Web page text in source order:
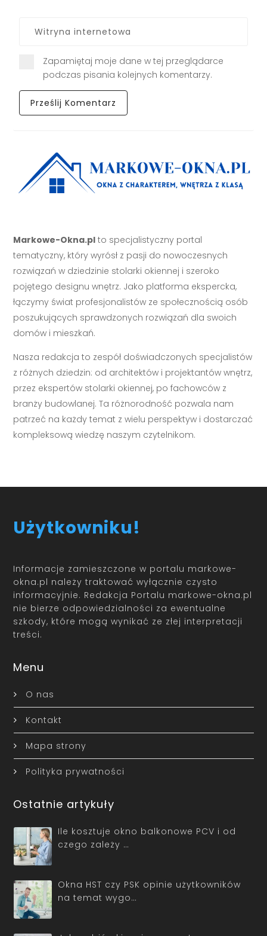
Zapamiętaj moje dane w tej przeglądarce
podczas pisania kolejnych komentarzy.
Markowe-Okna.pl to specjalistyczny portal
tematyczny, który wyrósł z pasji do nowoczesnych
rozwiązań w dziedzinie stolarki okiennej i szeroko
pojętego designu wnętrz. Jako platforma ekspercka,
łączymy świat profesjonalistów ze społecznością osób
poszukujących sprawdzonych rozwiązań dla swoich
domów i mieszkań.
Nasza redakcja to zespół doświadczonych specjalistów
z różnych dziedzin: od architektów i projektantów wnętrz,
przez ekspertów stolarki okiennej, po fachowców z
branży budowlanej. Ta różnorodność pozwala nam
patrzeć na każdy temat z wielu perspektyw i dostarczać
kompleksową wiedzę naszym czytelnikom.
Użytkowniku!
Informacje zamieszczone w portalu markowe-
okna.pl należy traktować wyłącznie czysto
informacyjnie. Redakcja Portalu markowe-okna.pl
nie bierze odpowiedzialności za ewentualne
szkody, które mogą wynikać ze złej interpretacji
treści.
Menu
O nas
Kontakt
Mapa strony
Polityka prywatności
Ostatnie artykuły
Ile kosztuje okno balkonowe PCV i od
czego zależy …
Okna HST czy PSK opinie użytkowników
na temat wygo…